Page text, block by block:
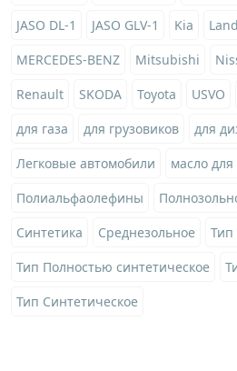
JASO DL-1
JASO GLV-1 Kia
MERCEDES-BENZ
Mitsubishi
Renault
SKODA Toyota USVO
для газа
для грузовиков
для
Легковые автомобили
масло
Полиальфаолефины
Синтетика
Среднезольное
Тип Полностью синтетическое
Тип Синтетическое